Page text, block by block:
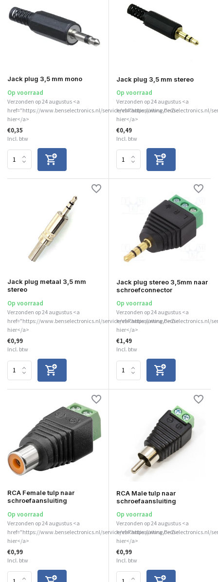
Jack plug 3,5 mm mono
Op voorraad
Verzonden op 24 augustus <a
href="https://www.benselectronics.nl/service/vakantiesluiting/">Zie
hier</a>
€0,35
Incl. btw
Jack plug 3,5 mm stereo
Op voorraad
Verzonden op 24 augustus <a
href="https://www.benselectronics.nl/
hier</a>
€0,49
Incl. btw
Jack plug metaal 3,5 mm
stereo
Op voorraad
Verzonden op 24 augustus <a
href="https://www.benselectronics.nl/service/vakantiesluiting/">Zie
hier</a>
€0,99
Incl. btw
Jack plug stereo 3,5mm naar
schroefconnector
Op voorraad
Verzonden op 24 augustus <a
href="https://www.benselectronics.nl/
hier</a>
€1,49
Incl. btw
RCA Female tulp naar
schroefaansluiting
Op voorraad
Verzonden op 24 augustus <a
href="https://www.benselectronics.nl/service/vakantiesluiting/">Zie
hier</a>
€0,99
Incl. btw
RCA Male tulp naar
schroefaansluiting
Op voorraad
Verzonden op 24 augustus <a
href="https://www.benselectronics.nl/
hier</a>
€0,99
Incl. btw